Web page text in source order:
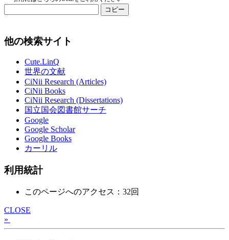
コピー
他の検索サイト
Cute.LinQ
世界の文献
CiNii Research (Articles)
CiNii Books
CiNii Research (Dissertations)
国立国会図書館サーチ
Google
Google Scholar
Google Books
カーリル
利用統計
このページへのアクセス：32回
CLOSE
»